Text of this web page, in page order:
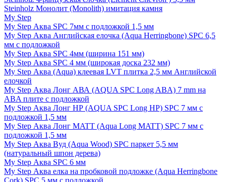
Steinholz Монолит (Monolith) имитация камня
My Step
My Step Аква SPC 7мм c подложкой 1,5 мм
My Step Аква Английская елочка (Aqua Herringbone) SPC 6,5
мм с подложкой
My Step Аква SPC 4мм (ширина 151 мм)
My Step Аква SPC 4 мм (широкая доска 232 мм)
My Step Аква (Aqua) клеевая LVT плитка 2,5 мм Английской
елочкой
My Step Аква Лонг АВА (AQUA SPC Long ABA) 7 mm на
ABA плите с подложкой
My Step Аква Лонг НР (AQUA SPC Long HP) SPC 7 мм с
подложкой 1,5 мм
My Step Аква Лонг MATT (Aqua Long MATT) SPC 7 мм с
подложкой 1,5 мм
My Step Аква Вуд (Aqua Wood) SPC паркет 5,5 мм
(натуральный шпон дерева)
My Step Аква SPC 6 мм
My Step Аква елка на пробковой подложке (Aqua Herringbone
Cork) SPC 5 мм с подложкой